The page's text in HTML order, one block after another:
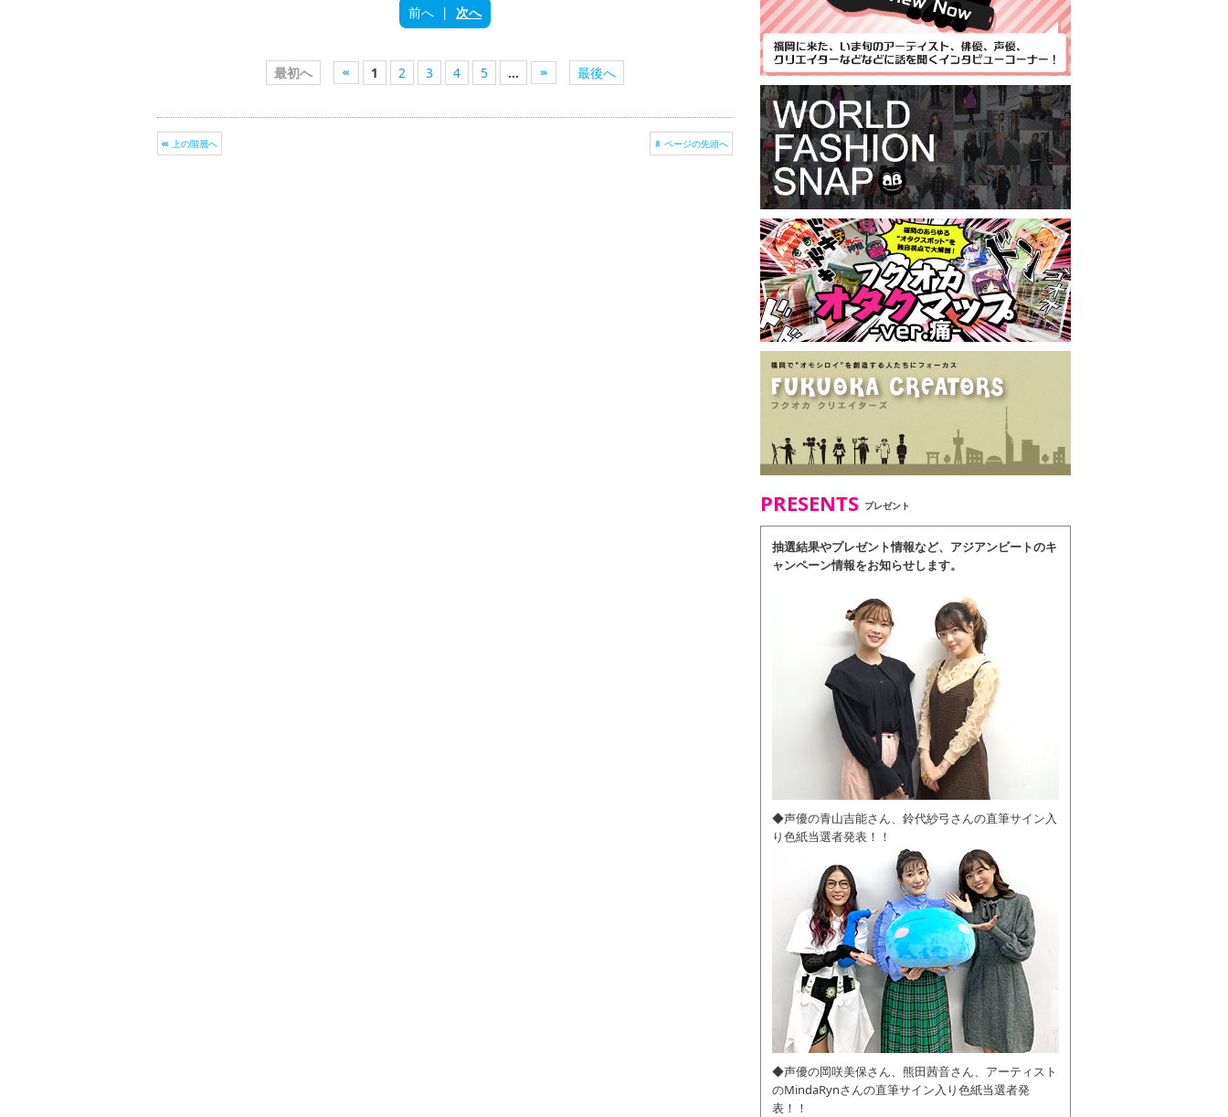
前へ | 次へ
最初へ 1 2 3 4 5 ... 最後へ
上の階層へ ページの先頭へ
PRESENTS プレゼント
抽選結果やプレゼント情報など、アジアンビートのキ
ャンペーン情報をお知らせします。
◆声優の青山吉能さん、鈴代紗弓さんの直筆サイン入
り色紙当選者発表！！
◆声優の岡咲美保さん、熊田茜音さん、アーティスト
のMindaRynさんの直筆サイン入り色紙当選者発
表！！